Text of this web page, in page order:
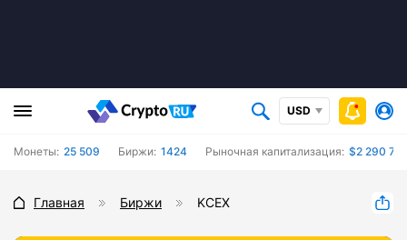
USD
Монеты: 25 509 Биржи: 1424 Рыночная капитализация: $2 290
Главная Биржи KCEX